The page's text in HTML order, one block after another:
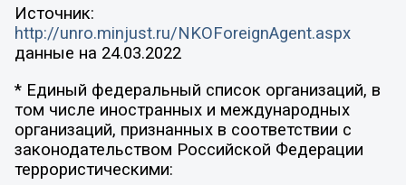
Источник:
http://unro.minjust.ru/NKOForeignAgent.aspx
данные на 24.03.2022
* Единый федеральный список организаций, в
том числе иностранных и международных
организаций, признанных в соответствии с
законодательством Российской Федерации
террористическими: